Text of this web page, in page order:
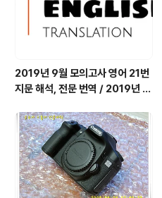
까르돈, kbs 인간극장
2019년 9월 모의고사 영어 21번
지문 해석, 전문 번역 / 2019년 9
역, 평가원 2019년 고3 9월 영어
영역 외국어영역 전문 해석, Engli
sh to Korean translation